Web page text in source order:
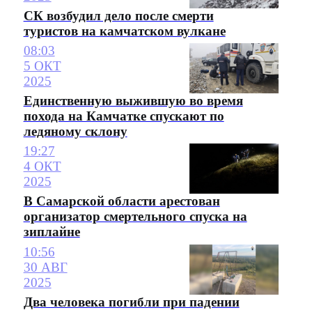
СК возбудил дело после смерти
туристов на камчатском вулкане
08:03
5 ОКТ
2025
Единственную выжившую во время
похода на Камчатке спускают по
ледяному склону
19:27
4 ОКТ
2025
В Самарской области арестован
организатор смертельного спуска на
зиплайне
10:56
30 АВГ
2025
Два человека погибли при падении